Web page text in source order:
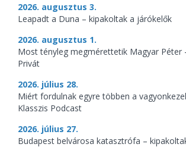
2026. augusztus 3.
Leapadt a Duna – kipakoltak a járókelők
2026. augusztus 1.
Most tényleg megmérettetik Magyar Péter
Privát
2026. július 28.
Miért fordulnak egyre többen a
Klasszis Podcast
2026. július 27.
Budapest belvárosa katasztrófa –